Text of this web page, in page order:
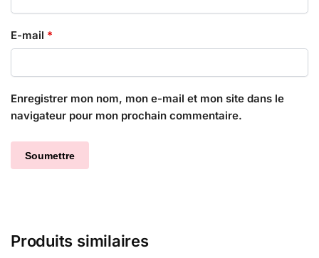
E-mail *
Enregistrer mon nom, mon e-mail et mon site dans le
navigateur pour mon prochain commentaire.
Produits similaires